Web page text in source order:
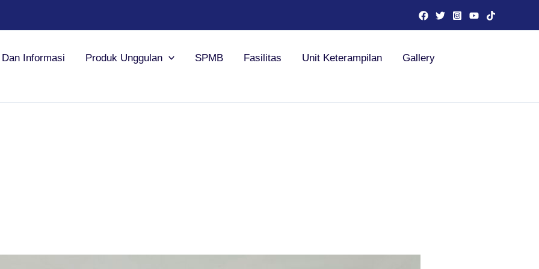
Informasi Produk Unggulan SPMB Fasilitas Unit Keterampilan
Gallery